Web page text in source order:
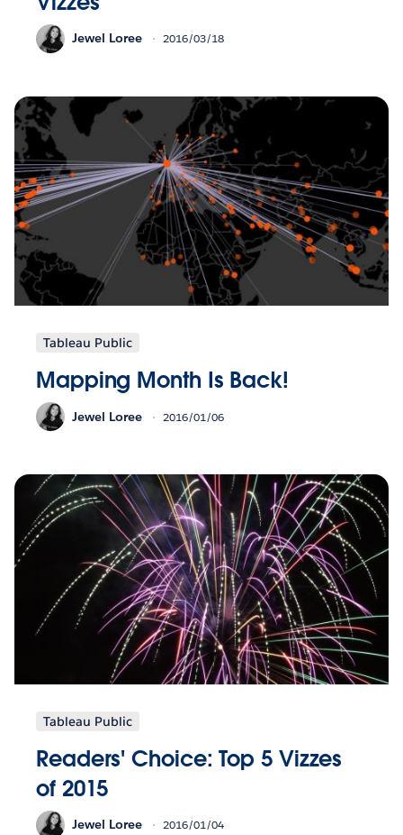
Jewel Loree 2016/03/18
Tableau Public
Mapping Month Is Back!
Jewel Loree 2016/01/06
Tableau Public
Readers' Choice: Top 5 Vizzes
of 2015
Jewel Loree 2016/01/04